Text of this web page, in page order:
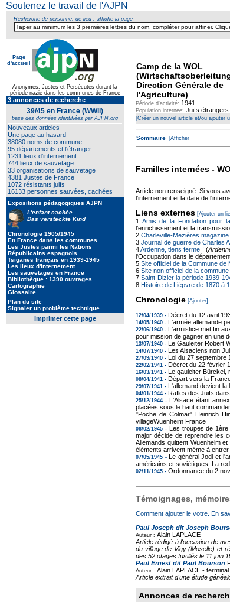
Soutenez le travail de l'AJPN
Recherche de personne, de lieu : affiche la page
Page
d'accueil
Anonymes, Justes et Persécutés durant la
période nazie dans les communes de France
3 annonces de recherche
39/45 en France (WWII)
base des données identifiées par AJPN.org
Nouveaux articles
Une page au hasard
38080 noms de commune
95 départements et l'étranger
1231 lieux d'internement
744 lieux de sauvetage
33 organisations de sauvetage
4381 Justes de France
1072 résistants juifs
16133 personnes sauvées, cachées
Expositions pédagogiques AJPN
L'enfant cachée
Das versteckte Kind
Chronologie 1905/1945
En France dans les communes
Les Justes parmi les Nations
Républicains espagnols
Tsiganes français en 1939-1945
Les lieux d'internement
Les sauvetages en France
Bibliothèque : 1390 ouvrages
Cartographie
Glossaire
Plan du site
Signaler un problème technique
Imprimer cette page
Camp de la WOL
Direction Générale de
l'Agriculture)
Période d'activité: 1941
Population internée: Juifs étrangers
[Créer un nouvel article et/ou ajouter
Sommaire [Afficher]
Familles internées -
Article non renseigné. Si vous
l'internement et la date de
Liens externes [Ajouter un
1 Amis de la Fondation pour
l’enrichissement et la
2 Charleville-Mezières magazine
3 Journal de guerre de Charles
4Ardenne, tiens ferme ! (
l'Occupation dans le
5 Site officiel de la Commune de
6 Site non officiel de la
7 Saint-Dizier la période 1939-
8 Histoire de Lièpvre de 1870 à
Chronologie [Ajouter]
12/04/1939 - Décret du 12 avril
14/05/1940 - L'armée allemande
22/06/1940 - L'armistice met fin
pour mission de gagner en une
13/07/1940 - Le Gauleiter Robert
14/07/1940 - Les Alsaciens non
27/09/1940 - Loi du 27 septembre
22/02/1941 - Décret du 22 février
16/03/1941 - Le gauleiter Bürckel,
08/04/1941 - Départ vers la
29/07/1941 - L'allemand devient la
04/01/1944 - Rafles des Juifs dans
25/12/1944 - L'Alsace étant
placées sous le haut
"Poche de Colmar" Heinrich
villageWuenheim France
06/02/1945 - Les troupes de
major décide de reprendre les
Allemands quittent Wuenheim
éléments arrivent même à
07/05/1945 - Le général Jodl et
américains et soviétiques. La
02/11/1945 - Ordonnance du 2
Témoignages,
Comment ajouter le votre. En
Paul Joseph dit Joseph
Auteur : Alain LAPLACE
Article rédigé à l'occasion de
du village de Vigy (Moselle) et
des 52 otages fusillés le 11 juin
Paul Ernest dit Paul Bourson
Auteur : Alain LAPLACE - terminal
Article extrait d'une étude
Annonces de